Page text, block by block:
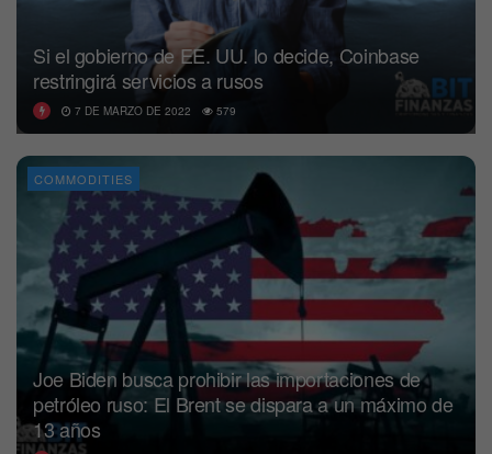
Si el gobierno de EE. UU. lo decide, Coinbase
restringirá servicios a rusos
7 DE MARZO DE 2022 579
COMMODITIES
Joe Biden busca prohibir las importaciones de
petróleo ruso: El Brent se dispara a un máximo de
13 años